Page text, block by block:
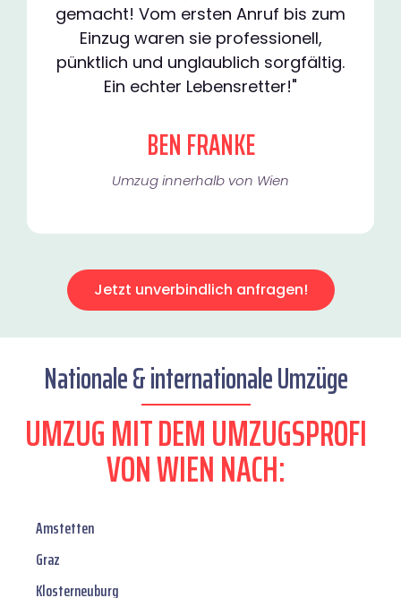
gemacht! Vom ersten Anruf bis zum
Einzug waren sie professionell,
pünktlich und unglaublich sorgfältig.
Ein echter Lebensretter!"
BEN FRANKE
Umzug innerhalb von Wien​
Jetzt unverbindlich anfragen!
Nationale & internationale Umzüge
UMZUG MIT DEM UMZUGSPROFI
VON WIEN NACH:
Amstetten
Graz
Klosterneuburg